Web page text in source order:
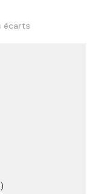
écarts